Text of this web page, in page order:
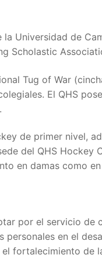
la Universidad de
Scholastic
Tug of War
El QHS
de primer nivel,
del QHS Hockey
en damas como
por el servicio de
en el
fortalecimiento de